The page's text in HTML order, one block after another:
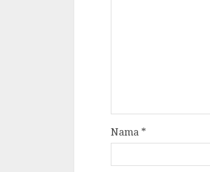
Nama *